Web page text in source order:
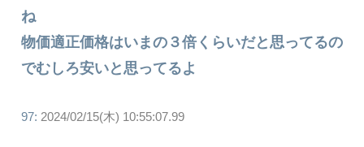
ね
物価適正価格はいまの３倍くらいだと思ってるの
でむしろ安いと思ってるよ
97: 2024/02/15(木) 10:55:07.99